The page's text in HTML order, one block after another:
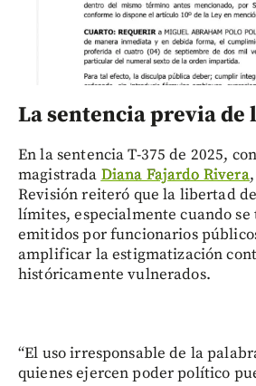
La sentencia previa de
En la sentencia T-375 de 2025,
magistrada Diana Fajardo Rivera
Revisión reiteró que la libertad
límites, especialmente cuando se
emitidos por funcionarios
amplificar la estigmatización
históricamente vulnerados.
“El uso irresponsable de la
quienes ejercen poder político